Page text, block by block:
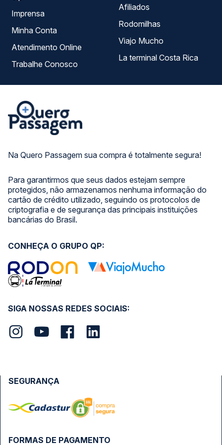
Na Quero Passagem sua compra é totalmente segura!
Para garantirmos que seus dados estejam sempre
protegidos, não armazenamos nenhuma informação do
cartão de crédito utilizado, seguindo os protocolos de
criptografia e de segurança das principais instituições
bancárias do Brasil.
Imprensa
Minha Conta
Atendimento Online
Trabalhe Conosco
Afiliados
Rodomilhas
Viajo Mucho
La terminal Costa Rica
SIGA NOSSAS REDES SOCIAIS:
CONHEÇA O GRUPO QP:
FORMAS DE PAGAMENTO
SEGURANÇA